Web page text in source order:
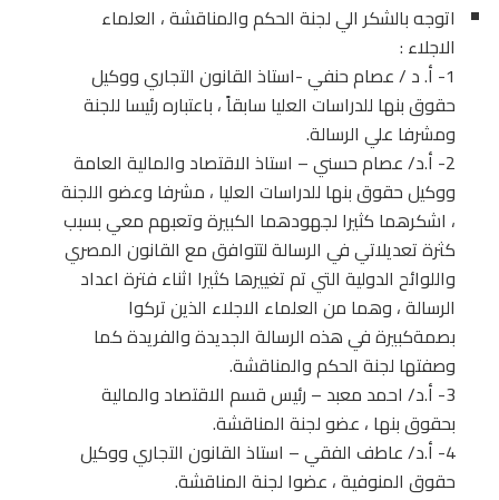
اتوجه بالشكر الي لجنة الحكم والمناقشة ، العلماء
الاجلاء :
1- أ. د / عصام حنفي -استاذ القانون التجاري ووكيل
حقوق بنها للدراسات العليا سابقاً ، باعتباره رئيسا للجنة
ومشرفا علي الرسالة.
2- أ.د/ عصام حسني – استاذ الاقتصاد والمالية العامة
ووكيل حقوق بنها للدراسات العليا ، مشرفا وعضو اللجنة
، اشكرهما كثيرا لجهودهما الكبيرة وتعبهم معي بسبب
كثرة تعديلاتي في الرسالة لتتوافق مع القانون المصري
واللوائح الدولية التي تم تغييرها كثيرا اثناء فترة اعداد
الرسالة ، وهما من العلماء الاجلاء الذين تركوا
بصمةكبيرة في هذه الرسالة الجديدة والفريدة كما
وصفتها لجنة الحكم والمناقشة.
3- أ.د/ احمد معبد – رئيس قسم الاقتصاد والمالية
بحقوق بنها ، عضو لجنة المناقشة.
4- أ.د/ عاطف الفقي – استاذ القانون التجاري ووكيل
حقوق المنوفية ، عضوا لجنة المناقشة.